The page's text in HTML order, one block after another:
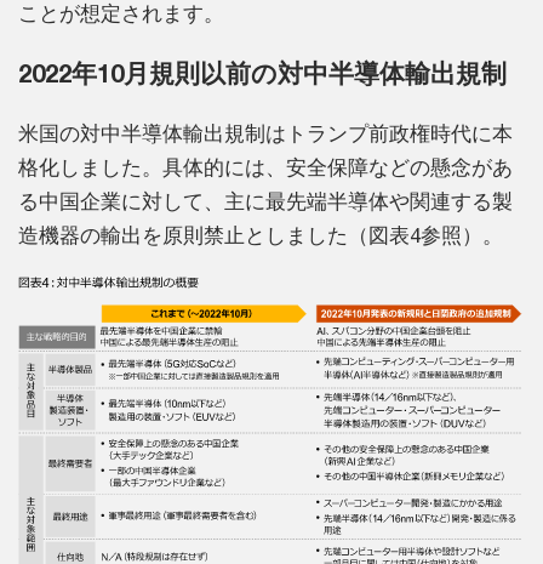
ことが想定されます。
2022年10月規則以前の対中半導体輸出規制
米国の対中半導体輸出規制はトランプ前政権時代に本
格化しました。具体的には、安全保障などの懸念があ
る中国企業に対して、主に最先端半導体や関連する製
造機器の輸出を原則禁止としました（図表4参照）。